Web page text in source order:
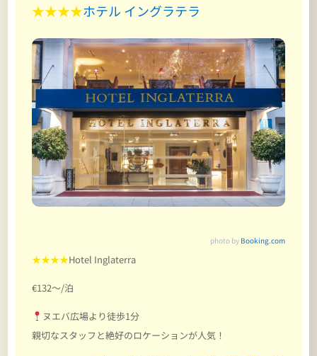
★★★★ホテル イングラテラ
photo by Booking.com
★★★★Hotel Inglaterra
€132～/泊
ヌエバ広場より徒歩1分
親切なスタッフと絶好のロケーションが人気！